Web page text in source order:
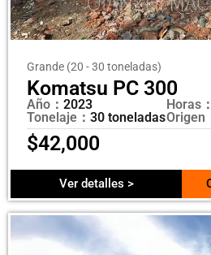
Grande (20 - 30 toneladas)
Komatsu PC 300
Año： 2023
Tonelaje： 30 toneladas
Horas：
Origen
$42,000
Ver detalles >